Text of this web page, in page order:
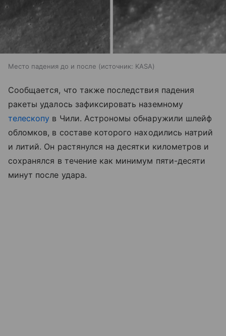
Место падения до и после источник: KASA
Сообщается, что также последствия падения
ракеты удалось зафиксировать наземному
телескопу в Чили. Астрономы обнаружили шлейф
обломков, в составе которого находились натрий
и литий. Он растянулся на десятки километров и
сохранялся в течение как минимум пяти-десяти
минут после удара.